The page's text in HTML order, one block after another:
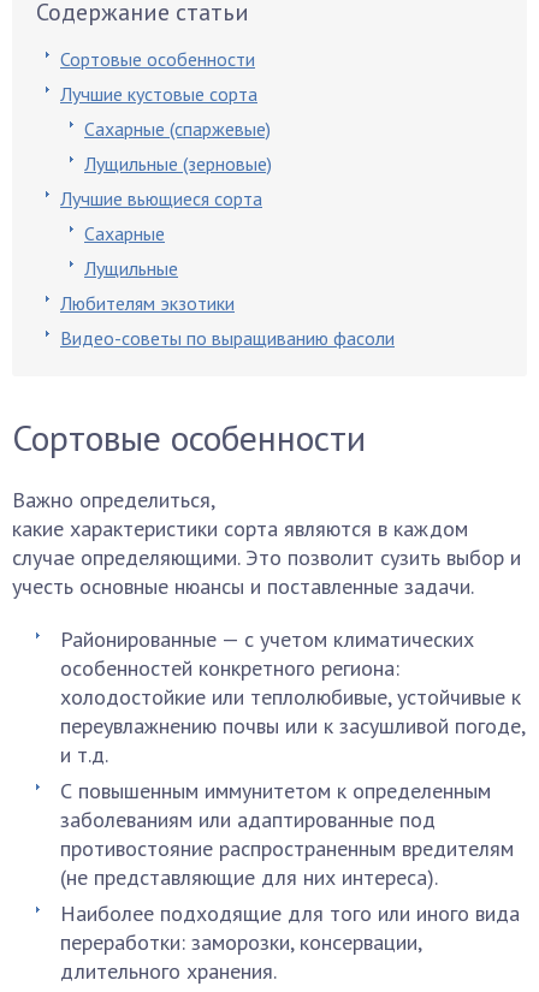
Содержание статьи
Сортовые особенности
Лучшие кустовые сорта
Сахарные (спаржевые)
Лущильные (зерновые)
Лучшие вьющиеся сорта
Сахарные
Лущильные
Любителям экзотики
Видео-советы по выращиванию фасоли
Сортовые особенности
Важно определиться,
какие характеристики сорта являются в каждом
случае определяющими. Это позволит сузить выбор и
учесть основные нюансы и поставленные задачи.
Районированные — с учетом климатических
особенностей конкретного региона:
холодостойкие или теплолюбивые, устойчивые к
переувлажнению почвы или к засушливой погоде,
и т.д.
С повышенным иммунитетом к определенным
заболеваниям или адаптированные под
противостояние распространенным вредителям
(не представляющие для них интереса).
Наиболее подходящие для того или иного вида
переработки: заморозки, консервации,
длительного хранения.